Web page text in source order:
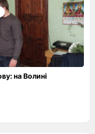
на Волині